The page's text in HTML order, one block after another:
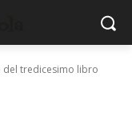
del tredicesimo libro